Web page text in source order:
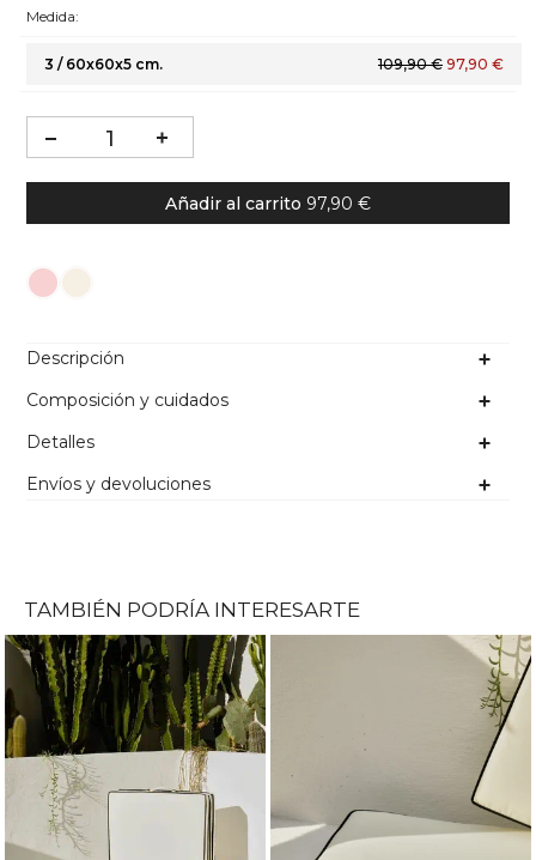
Color
Medida:
3 / 60x60x5 cm. 109,90 € 97,90 €
Añadir al carrito 97,90 €
Descripción
Composición y cuidados
Detalles
Envíos y devoluciones
TAMBIÉN PODRÍA INTERESARTE